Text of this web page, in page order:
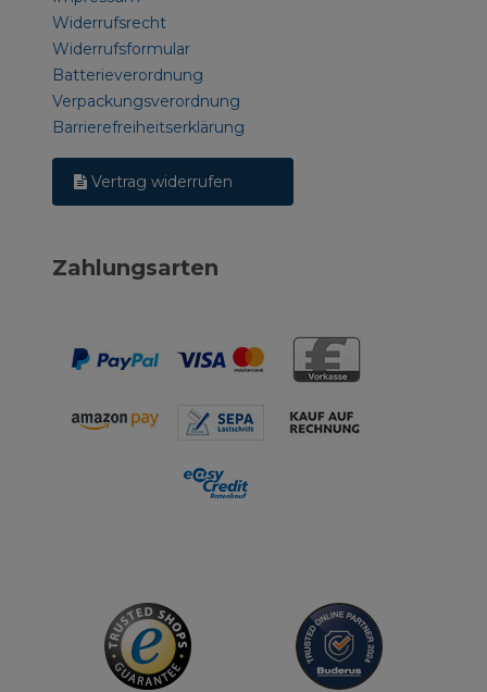
Widerrufsrecht
Widerrufsformular
Batterieverordnung
Verpackungsverordnung
Barrierefreiheitserklärung
Vertrag widerrufen
Zahlungsarten